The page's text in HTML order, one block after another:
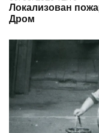
Локализован
Дром